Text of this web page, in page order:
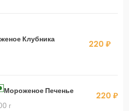
Клубника
220 ₽
Мороженое Печенье
г
220 ₽